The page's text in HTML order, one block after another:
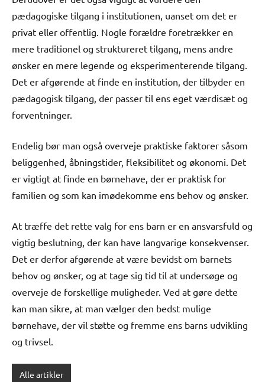
pædagogiske tilgang i institutionen, uanset om det er
privat eller offentlig. Nogle forældre foretrækker en
mere traditionel og struktureret tilgang, mens andre
ønsker en mere legende og eksperimenterende tilgang.
Det er afgørende at finde en institution, der tilbyder en
pædagogisk tilgang, der passer til ens eget værdisæt og
forventninger.
Endelig bør man også overveje praktiske faktorer såsom
beliggenhed, åbningstider, fleksibilitet og økonomi. Det
er vigtigt at finde en børnehave, der er praktisk for
familien og som kan imødekomme ens behov og ønsker.
At træffe det rette valg for ens barn er en ansvarsfuld og
vigtig beslutning, der kan have langvarige konsekvenser.
Det er derfor afgørende at være bevidst om barnets
behov og ønsker, og at tage sig tid til at undersøge og
overveje de forskellige muligheder. Ved at gøre dette
kan man sikre, at man vælger den bedst mulige
børnehave, der vil støtte og fremme ens barns udvikling
og trivsel.
Alle artikler